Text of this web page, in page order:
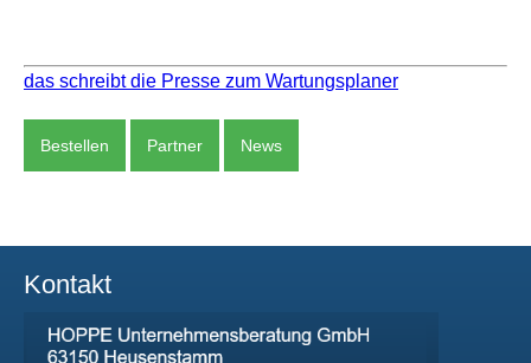
das schreibt die Presse zum Wartungsplaner
Bestellen Partner News
Kontakt